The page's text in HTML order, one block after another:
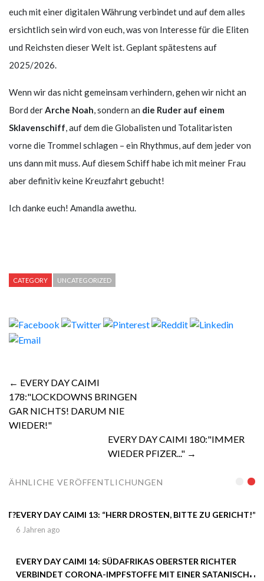
euch mit einer digitalen Währung verbindet und auf dem alles
ersichtlich sein wird von euch, was von Interesse für die Eliten
und Reichsten dieser Welt ist. Geplant spätestens auf
2025/2026.
Wenn wir das nicht gemeinsam verhindern, gehen wir nicht an
Bord derArche Noah, sondern an die Ruder auf einem
Sklavenschiff, auf dem die Globalisten und Totalitaristen
vorne die Trommel schlagen – ein Rhythmus, auf dem jeder von
uns dann mit muss. Auf diesem Schiff habe ich mit meiner Frau
aber definitiv keine Kreuzfahrt gebucht!
Ich danke euch! Amandla awethu.
CATEGORY UNCATEGORIZED
← EVERY DAY CAIMI
178:"LOCKDOWNS BRINGEN
GAR NICHTS! DARUM NIE
WIEDER!"
EVERY DAY CAIMI 180:"IMMER
WIEDER PFIZER..." →
ÄHNLICHE VERÖFFENTLICHUNGEN
EVERY DAY CAIMI 13: “HERR DROSTEN, BITTE ZU GERICHT!”
6 Jahren ago
EVERY DAY CAIMI 14: SÜDAFRIKAS OBERSTER RICHTER
VERBINDET CORONA-IMPFSTOFFE MIT EINER SATANISCHEN